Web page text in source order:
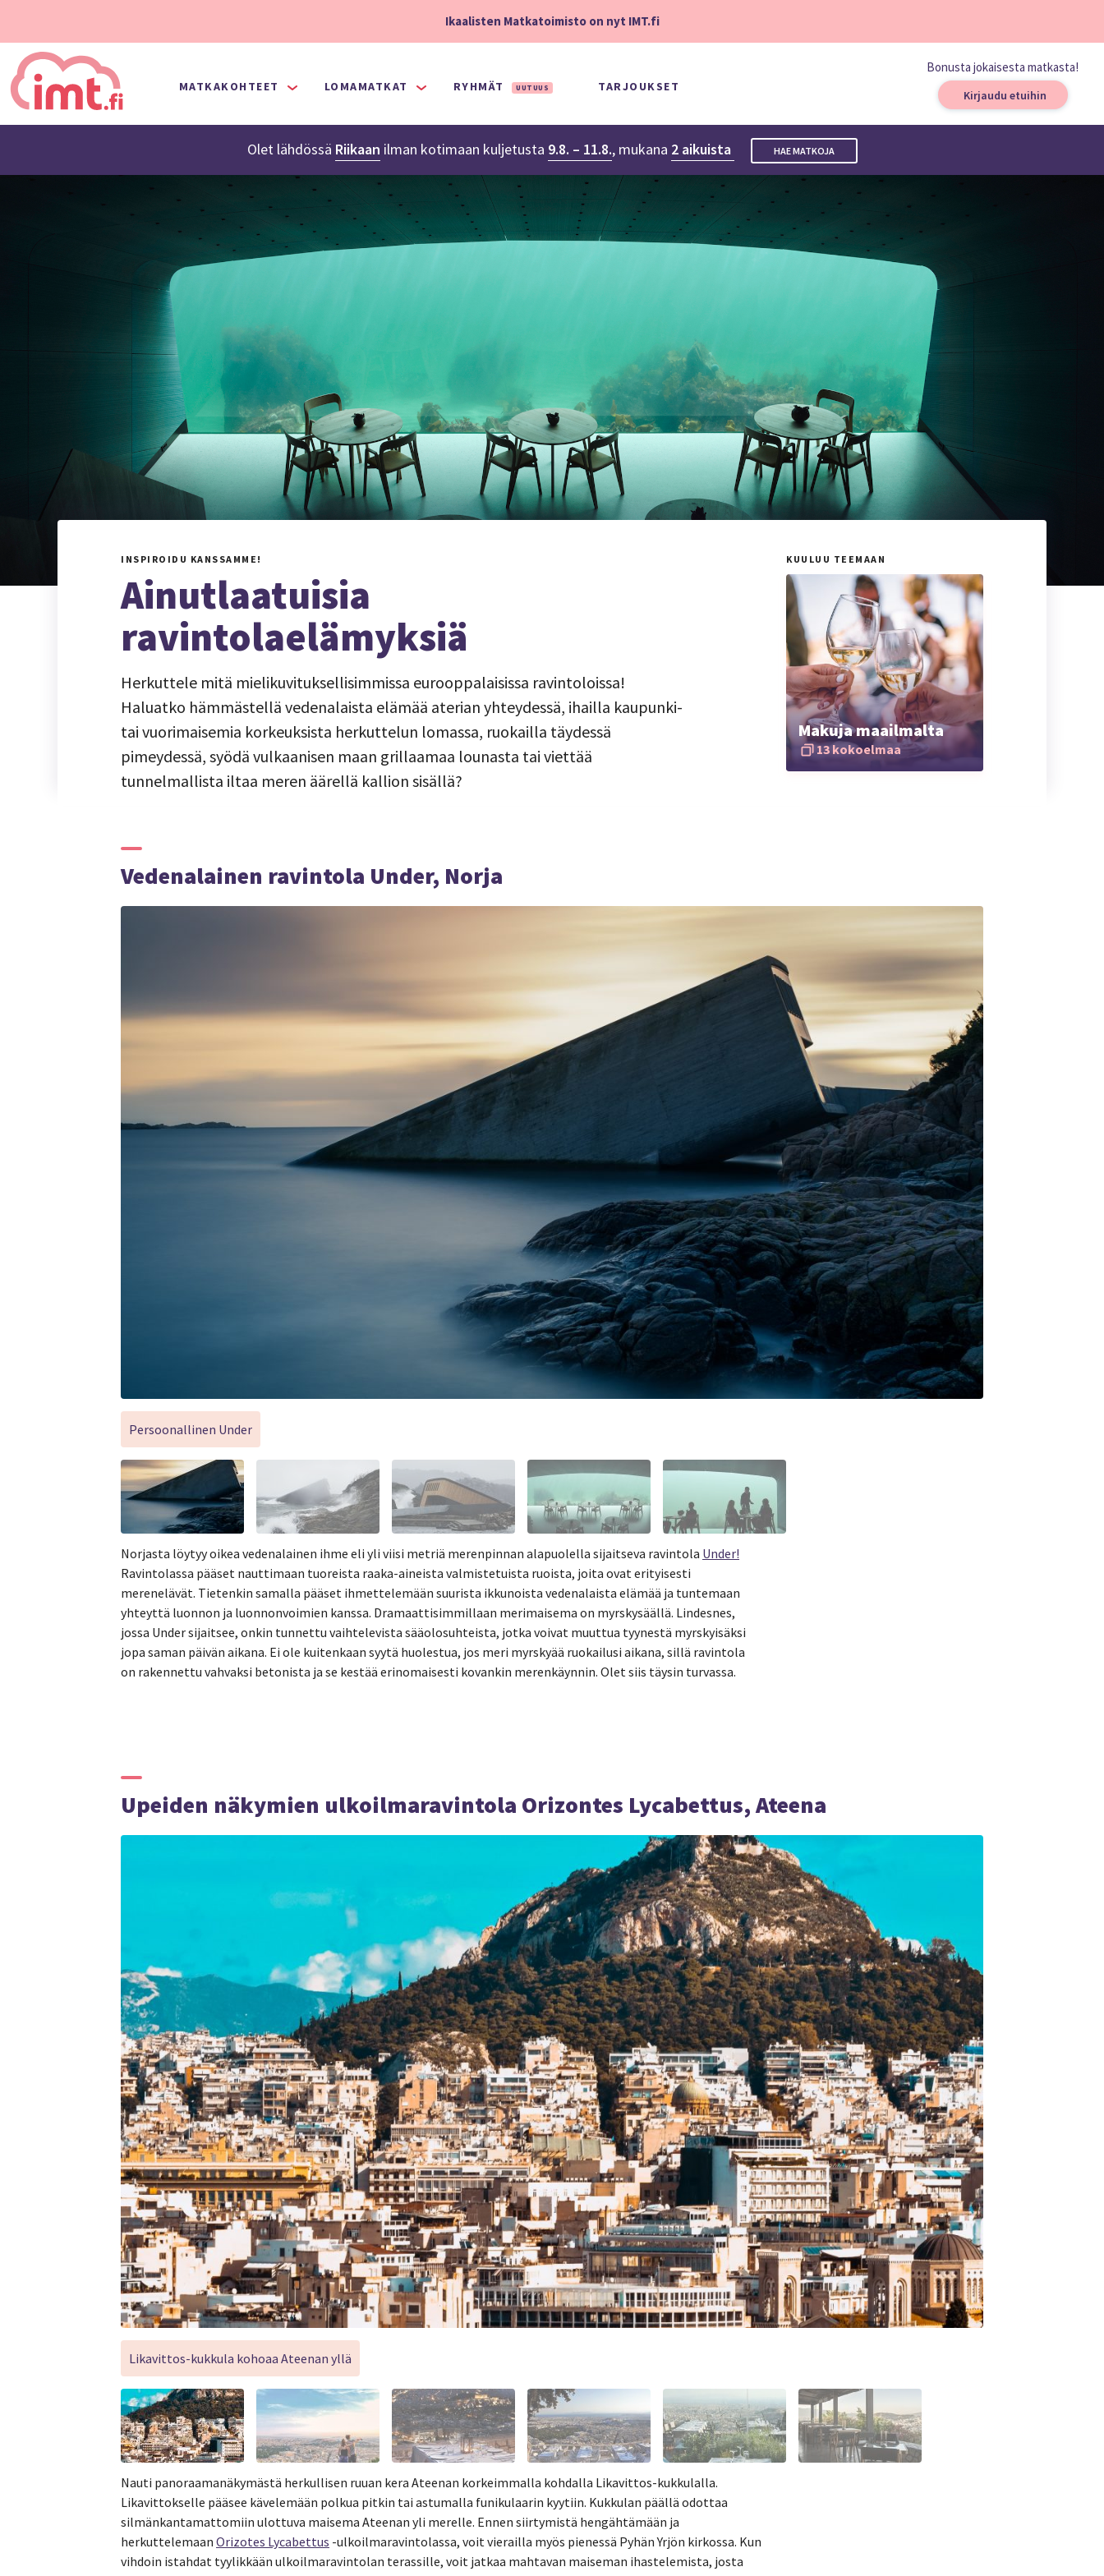
Ikaalisten Matkatoimisto on nyt IMT.fi
MATKAKOHTEET LOMAMATKAT RYHMÄT UUTUUS TARJOUKSET
Bonusta jokaisesta matkasta!
Kirjaudu etuihin
Olet lähdössä Riikaan ilman kotimaan kuljetusta 9.8. – 11.8., mukana 2 aikuista HAE MATKOJA
INSPIROIDU KANSSAMME!
Ainutlaatuisia
ravintolaelämyksiä
Herkuttele mitä mielikuvituksellisimmissa eurooppalaisissa ravintoloissa!
Haluatko hämmästellä vedenalaista elämää aterian yhteydessä, ihailla kaupunki-
tai vuorimaisemia korkeuksista herkuttelun lomassa, ruokailla täydessä
pimeydessä, syödä vulkaanisen maan grillaamaa lounasta tai viettää
tunnelmallista iltaa meren äärellä kallion sisällä?
KUULUU TEEMAAN
Makuja maailmalta
13 kokoelmaa
Vedenalainen ravintola Under, Norja
Persoonallinen Under
Norjasta löytyy oikea vedenalainen ihme eli yli viisi metriä merenpinnan alapuolella sijaitseva ravintola Under!
Ravintolassa pääset nauttimaan tuoreista raaka-aineista valmistetuista ruoista, joita ovat erityisesti
merenelävät. Tietenkin samalla pääset ihmettelemään suurista ikkunoista vedenalaista elämää ja tuntemaan
yhteyttä luonnon ja luonnonvoimien kanssa. Dramaattisimmillaan merimaisema on myrskysäällä. Lindesnes,
jossa Under sijaitsee, onkin tunnettu vaihtelevista sääolosuhteista, jotka voivat muuttua tyynestä myrskyisäksi
jopa saman päivän aikana. Ei ole kuitenkaan syytä huolestua, jos meri myrskyää ruokailusi aikana, sillä ravintola
on rakennettu vahvaksi betonista ja se kestää erinomaisesti kovankin merenkäynnin. Olet siis täysin turvassa.
Upeiden näkymien ulkoilmaravintola Orizontes Lycabettus, Ateena
Likavittos-kukkula kohoaa Ateenan yllä
Nauti panoraamanäkymästä herkullisen ruuan kera Ateenan korkeimmalla kohdalla Likavittos-kukkulalla.
Likavittokselle pääsee kävelemään polkua pitkin tai astumalla funikulaarin kyytiin. Kukkulan päällä odottaa
silmänkantamattomiin ulottuva maisema Ateenan yli merelle. Ennen siirtymistä hengähtämään ja
herkuttelemaan Orizotes Lycabettus -ulkoilmaravintolassa, voit vierailla myös pienessä Pyhän Yrjön kirkossa. Kun
vihdoin istahdat tyylikkään ulkoilmaravintolan terassille, voit jatkaa mahtavan maiseman ihastelemista, josta